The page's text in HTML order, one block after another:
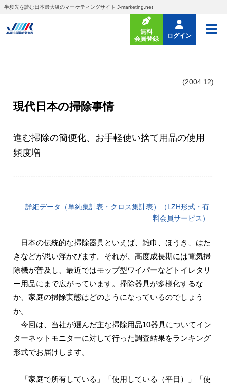
半歩先を読む日本最大級のマーケティングサイト J-marketing.net
無料
会員登録
ログイン
(2004.12)
現代日本の掃除事情
進む掃除の簡便化、お手軽使い捨て用品の使用
頻度増
詳細データ（単純集計表・クロス集計表）（LZH形式・有
料会員サービス）
日本の伝統的な掃除器具といえば、雑巾、ほうき、はた
きなどが思い浮かびます。それが、高度成長期には電気掃
除機が普及し、最近ではモップ型ワイパーなどトイレタリ
ー用品にまで広がっています。掃除器具が多様化するな
か、家庭の掃除実態はどのようになっているのでしょう
か。
今回は、当社が選んだ主な掃除用品10器具についてイン
ターネットモニターに対して行った調査結果をランキング
形式でお届けします。
「家庭で所有している」「使用している（平日）」「使